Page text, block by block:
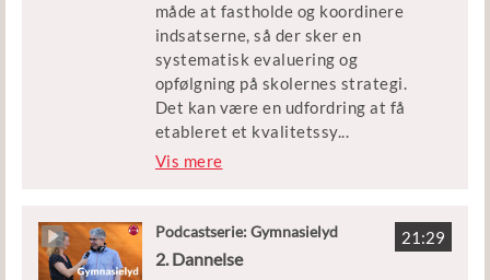
Gæsterne i dag er Henrik Nevers,
rektor på Roskilde Gymnasium, og
Peter Henrik Raae, ph.d. og lektor
ved Uddannelsesvidenskab ved
Syddansk Universitet, der bl.a. har
forsket i ledelse og
reformimplementering på de
måde at fastholde og koordinere
indsatserne, så der sker en
systematisk evaluering og
opfølgning på skolernes strategi.
Det kan være en udfordring at få
etableret et kvalitetssy...
stem, der er omfattende nok til at
man ikke ender med et for tungt
administrativt bureaukrati. Lærere
Vis mere
21:29
Podcastserie: Gymnasielyd
2. Dannelse